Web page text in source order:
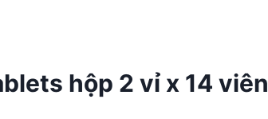
hộp 2 vỉ x 14 viên